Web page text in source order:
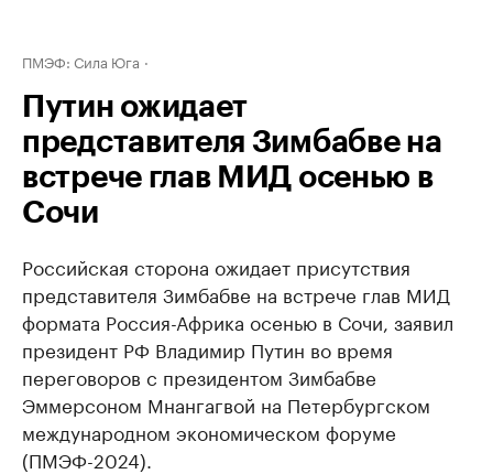
ПМЭФ: Сила Юга
Путин ожидает
представителя Зимбабве на
встрече глав МИД осенью в
Сочи
Российская сторона ожидает присутствия
представителя Зимбабве на встрече глав МИД
формата Россия-Африка осенью в Сочи, заявил
президент РФ Владимир Путин во время
переговоров с президентом Зимбабве
Эммерсоном Мнангагвой на Петербургском
международном экономическом форуме
(ПМЭФ-2024).